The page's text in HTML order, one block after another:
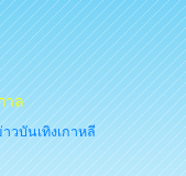
าล
วบันเทิงเกาหลี